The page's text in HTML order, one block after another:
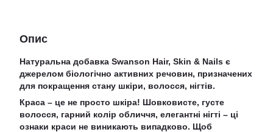
Опис
Натуральна добавка Swanson Hair, Skin & Nails є
джерелом біологічно активних речовин, призначених
для покращення стану шкіри, волосся, нігтів.
Краса – це не просто шкіра! Шовковисте, густе
волосся, гарний колір обличчя, елегантні нігті – ці
ознаки краси не виникають випадково. Щоб